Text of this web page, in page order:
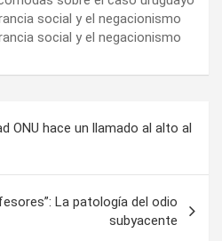
social y el negacionismo
social y el negacionismo
ONU hace un llamado al alto al
La patología del odio
subyacente